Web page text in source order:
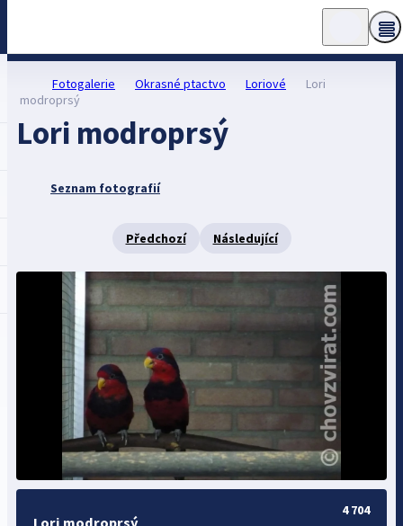
Fotogalerie Okrasné ptactvo Loriové
Lori
modroprsý
Lori modroprsý
Seznam fotografií
Předchozí Následující
Lori modroprsý
4 704